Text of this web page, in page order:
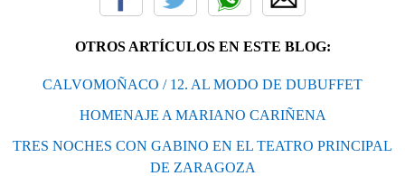
OTROS ARTÍCULOS EN ESTE BLOG:
CALVOMOÑACO / 12. AL MODO DE DUBUFFET
HOMENAJE A MARIANO CARIÑENA
TRES NOCHES CON GABINO EN EL TEATRO PRINCIPAL
DE ZARAGOZA